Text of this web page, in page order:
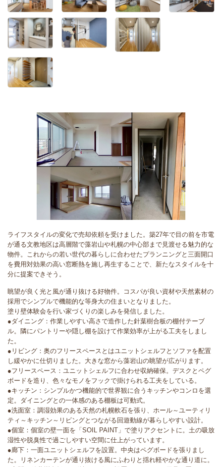
ライフスタイルの変化で売却依頼を受けました。築27年で目の前を市電
が通る文教地区は高層階で藻岩山や札幌の中心部まで見渡せる魅力的な
物件。これからの若い世代の暮らしに合わせたプランニングと三面開口
を費用対効果の高い窓断熱を施し再生することで、新たなスタイルを十
分に提案できそう。
眺望が良く光と風が通り抜ける好物件。コスパが良い資材や天然素材の
採用でシンプルで機能的な等身大の住まいとなりました。
塗り壁体験会を行い家づくりの楽しみを発信しました。
●ダイニング：作業しやすい高さで造作した針葉樹合板の棚付テーブ
ル。隣にパントリーや隠し棚を設けて作業効率が上がる工夫をしまし
た。
●リビング：奥のフリースペースとはユニットシェルフとソファを配置
し緩やかに仕切りました。大きな窓から藻岩山の眺望が広がります。
●フリースペース：ユニットシェルフに合わせ収納確保。デスクとペグ
ボードを造り、色々なモノをフックで掛けられる工夫をしている。
●キッチン：シンプルかつ機能的で世界観に合うキッチンやコンロを選
定。ダイニングとの一体感のある棚板は可動式。
●洗面室：調湿効果のある天然の札幌軟石を張り、ホール～ユーティリ
ティ～キッチン～リビングとつながる回遊動線が暮らしやすい設計。
●個室：個室の壁一面を「SOIL PAINT」で塗りアクセントに。土の吸放
湿性や脱臭性で過ごしやすい空間に仕上がっています。
●廊下：一面ユニットシェルフを設置。中央はペグボードを張りまし
た。リネンカーテンが通り抜ける風にふわりと揺れ軽やかな通り道に。